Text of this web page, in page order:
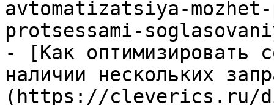
avtomatizatsiya-
protsessami-
- [Как оптимизировать
наличии нескольких
(https://cleverics.ru/